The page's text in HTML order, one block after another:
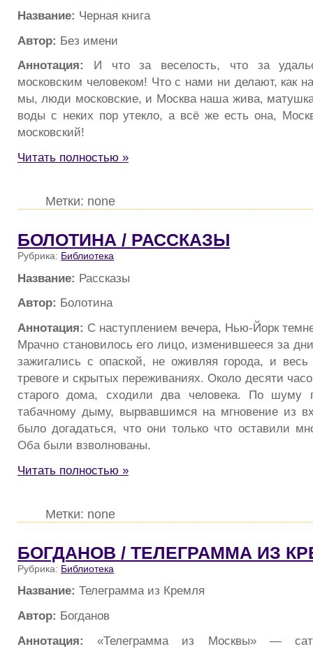
Название: Черная книга
Автор: Без имени
Аннотация: И что за веселость, что за
московским человеком! Что с нами ни делают, как
мы, люди московские, и Москва наша жива,
воды с неких пор утекло, а всё же есть она,
московский!
Читать полностью »
Метки: none
БОЛОТИНА / РАССКАЗЫ
Рубрика: Библиотека
Название: Рассказы
Автор: Болотина
Аннотация: С наступлением вечера, Нью-Йорк
Мрачно становилось его лицо, изменившееся за
зажигались с опаской, не оживляя города, и
тревоге и скрытых переживаниях. Около десяти
старого дома, сходили два человека. По шуму
табачному дыму, вырвавшимся на мгновение из
было догадаться, что они только что оставили
Оба были взволнованы.
Читать полностью »
Метки: none
БОГДАНОВ / ТЕЛЕГРАММА ИЗ
Рубрика: Библиотека
Название: Телеграмма из Кремля
Автор: Богданов
Аннотация:«Телеграмма из Москвы» —